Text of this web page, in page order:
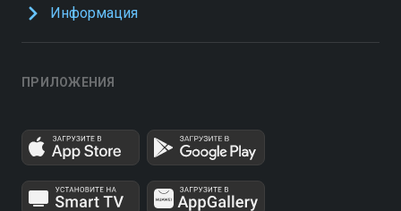
Информация
ПРИЛОЖЕНИЯ